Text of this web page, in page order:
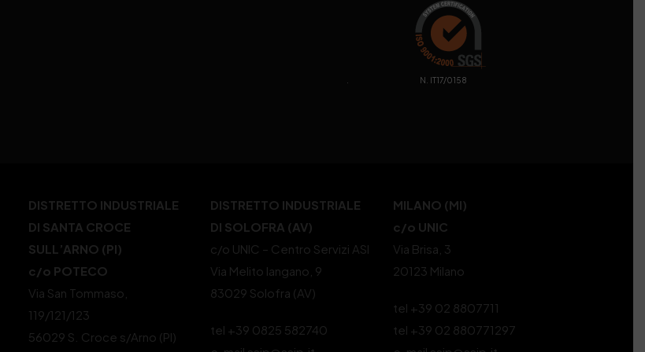
. N. IT17/0158
DISTRETTO INDUSTRIALE
DI SANTA CROCE
SULL’ARNO (PI)
c/o POTECO
Via San Tommaso,
119/121/123
56029 S. Croce s/Arno (PI)
DISTRETTO INDUSTRIALE
DI SOLOFRA (AV)
c/o UNIC – Centro Servizi ASI
Via Melito Iangano, 9
83029 Solofra (AV)
tel +39 0825 582740
MILANO (MI)
c/o UNIC
Via Brisa, 3
20123 Milano
tel +39 02 8807711
tel +39 02 880771297